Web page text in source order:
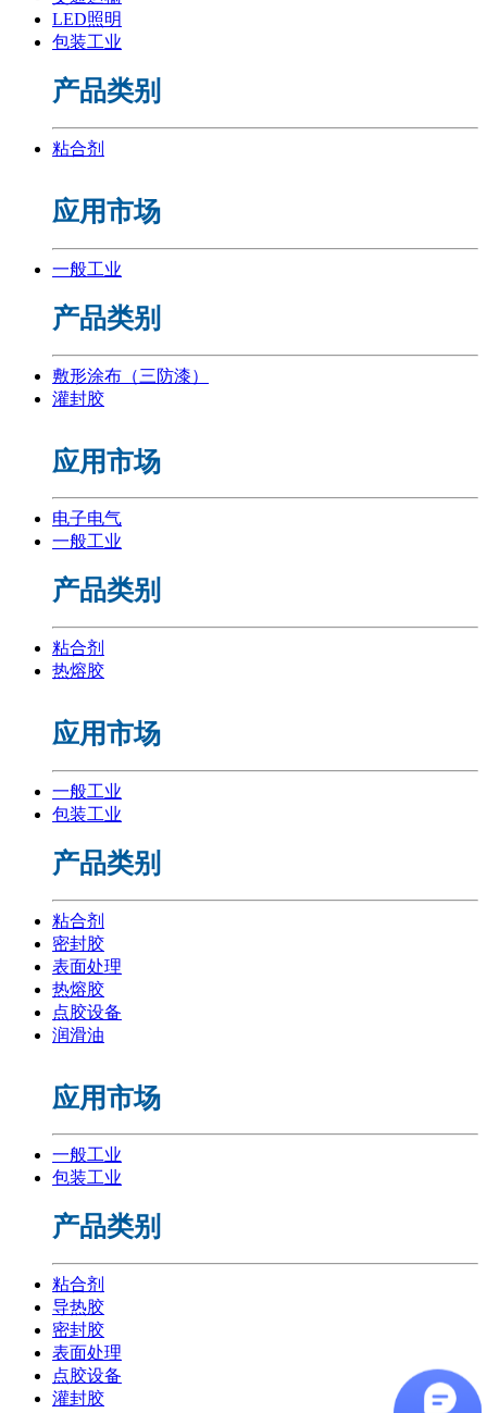
LED照明
包装工业
产品类别
粘合剂
应用市场
一般工业
产品类别
敷形涂布（三防漆）
灌封胶
应用市场
电子电气
一般工业
产品类别
粘合剂
热熔胶
应用市场
一般工业
包装工业
产品类别
粘合剂
密封胶
表面处理
热熔胶
点胶设备
润滑油
应用市场
一般工业
包装工业
产品类别
粘合剂
导热胶
密封胶
表面处理
点胶设备
灌封胶